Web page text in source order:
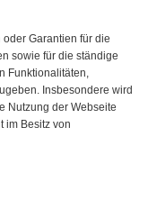
Garantien für die
sowie für die ständige
Funktionalitäten,
Insbesondere wird
Nutzung der Webseite
im Besitz von